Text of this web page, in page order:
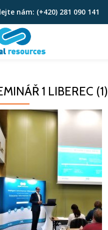
nám: (+420) 281 090 141
1 LIBEREC (1)